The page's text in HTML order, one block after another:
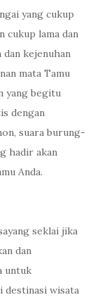
yang cukup
cukup lama dan
dan kejenuhan
mata Tamu
yang begitu
dengan
suara burung-
hadir akan
Anda.
seklai jika
dan
untuk
destinasi wisata